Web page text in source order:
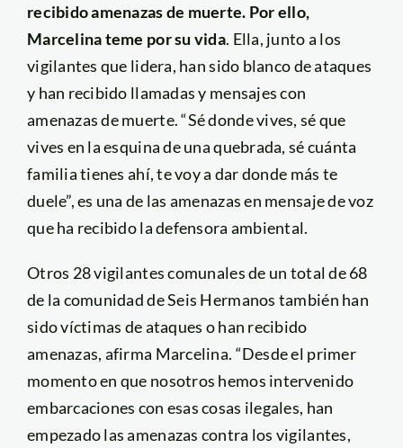
recibido amenazas de muerte. Por ello,
Marcelina teme por su vida. Ella, junto a los
vigilantes que lidera, han sido blanco de ataques
y han recibido llamadas y mensajes con
amenazas de muerte. “Sé donde vives, sé que
vives en la esquina de una quebrada, sé cuánta
familia tienes ahí, te voy a dar donde más te
duele”, es una de las amenazas en mensaje de voz
que ha recibido la defensora ambiental.
Otros 28 vigilantes comunales de un total de 68
de la comunidad de Seis Hermanos también han
sido víctimas de ataques o han recibido
amenazas, afirma Marcelina. “Desde el primer
momento en que nosotros hemos intervenido
embarcaciones con esas cosas ilegales, han
empezado las amenazas contra los vigilantes,